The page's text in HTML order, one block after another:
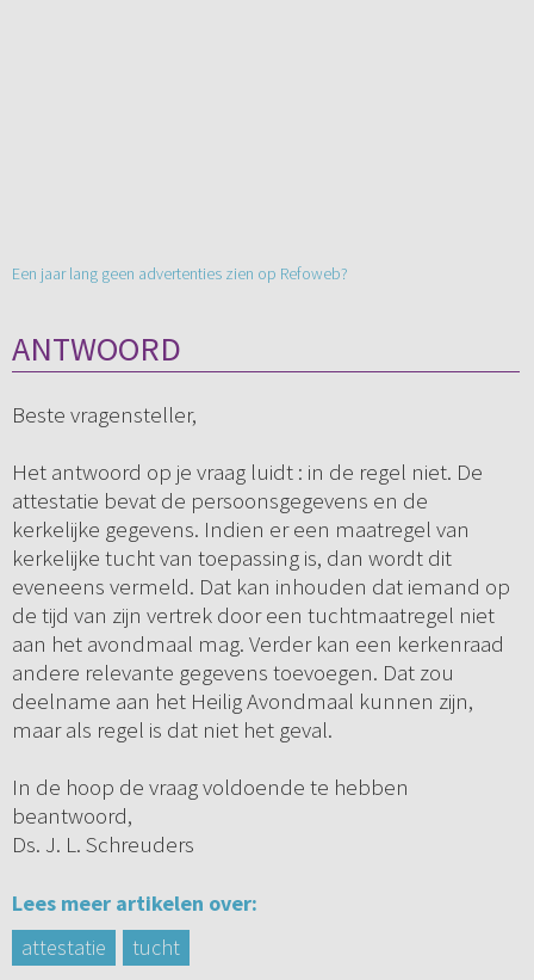
Een jaar lang geen advertenties zien op Refoweb?
ANTWOORD
Beste vragensteller,
Het antwoord op je vraag luidt : in de regel niet. De
attestatie bevat de persoonsgegevens en de
kerkelijke gegevens. Indien er een maatregel van
kerkelijke tucht van toepassing is, dan wordt dit
eveneens vermeld. Dat kan inhouden dat iemand op
de tijd van zijn vertrek door een tuchtmaatregel niet
aan het avondmaal mag. Verder kan een kerkenraad
andere relevante gegevens toevoegen. Dat zou
deelname aan het Heilig Avondmaal kunnen zijn,
maar als regel is dat niet het geval.
In de hoop de vraag voldoende te hebben
beantwoord,
Ds. J. L. Schreuders
Lees meer artikelen over:
attestatie
tucht